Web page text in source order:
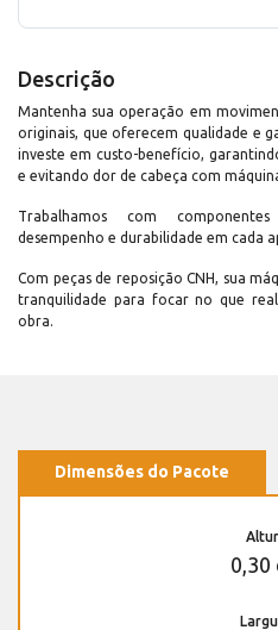
Descrição
Mantenha sua operação em
originais, que oferecem qualidade e
investe em custo-benefício,
e evitando dor de cabeça com
Trabalhamos com
desempenho e durabilidade em cada
Com peças de reposição CNH, sua
tranquilidade para focar no que
obra.
Dimensões do Pacote
0,30